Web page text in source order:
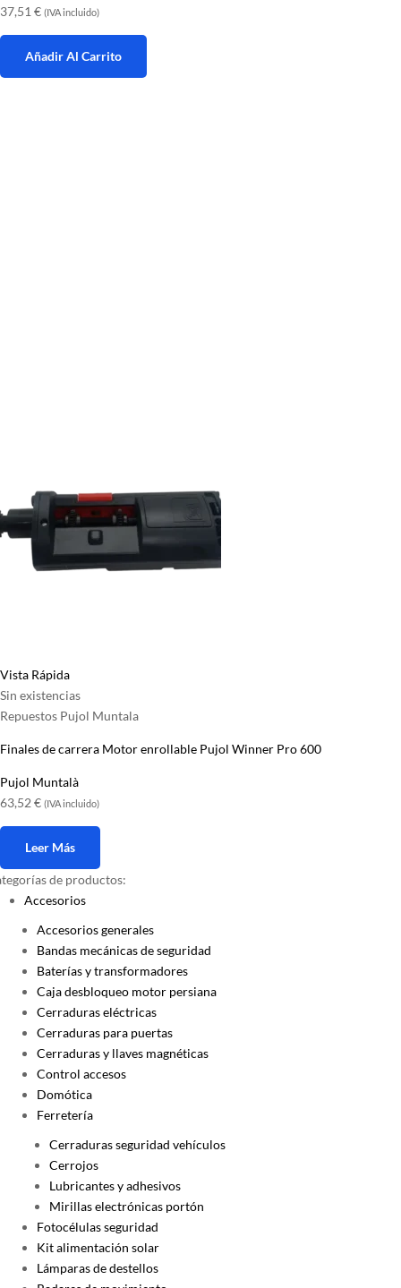
37,51 € (IVA incluido)
Añadir Al Carrito
Vista Rápida
Sin existencias
Repuestos Pujol Muntala
Finales de carrera Motor enrollable Pujol Winner Pro 600
Pujol Muntalà
63,52 € (IVA incluido)
Leer Más
de productos:
Accesorios
Accesorios generales
Bandas mecánicas de seguridad
Baterías y transformadores
Caja desbloqueo motor persiana
Cerraduras eléctricas
Cerraduras para puertas
Cerraduras y llaves magnéticas
Control accesos
Domótica
Ferretería
Cerraduras seguridad vehículos
Cerrojos
Lubricantes y adhesivos
Mirillas electrónicas portón
Fotocélulas seguridad
Kit alimentación solar
Lámparas de destellos